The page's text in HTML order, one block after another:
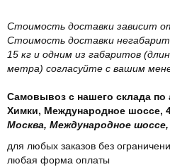
Стоимость доставки зависит
Стоимость доставки
15 кг и одним из габаритов
метра) согласуйте с вашим
Самовывоз с нашего склада по
Химки, Международное шоссе,
Москва, Международное шоссе,
для любых заказов без
любая форма оплаты